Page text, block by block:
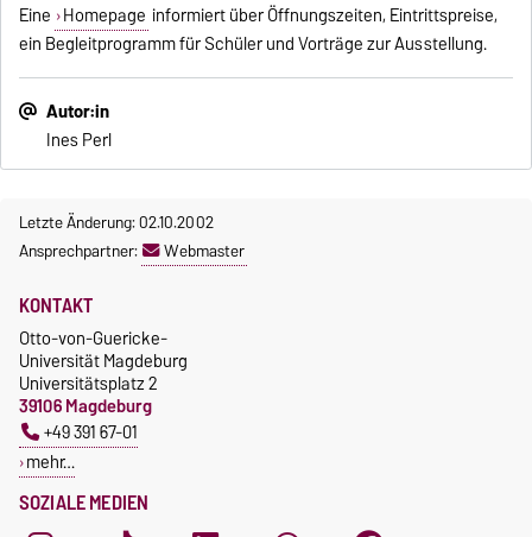
Eine Homepage informiert über Öffnungszeiten, Eintrittspreise,
ein Begleitprogramm für Schüler und Vorträge zur Ausstellung.
Autor:in
Ines Perl
Letzte Änderung: 02.10.2002
Ansprechpartner:
Webmaster
SOZIALE MEDIEN
KONTAKT
Otto-von-Guericke-
Universität Magdeburg
Universitätsplatz 2
39106 Magdeburg
+49 391 67-01
mehr…